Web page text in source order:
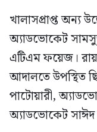
খালাসপ্রাপ্ত অন্য
অ্যাডভোকেট
এটিএম ফয়েজ।
আদালতে উপস্থিত
পাটোয়ারী,
অ্যাডভোকেট